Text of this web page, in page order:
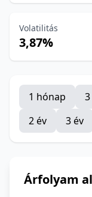
Volatilitás
3,87%
1 hónap
2 év
3 év
Árfolyam